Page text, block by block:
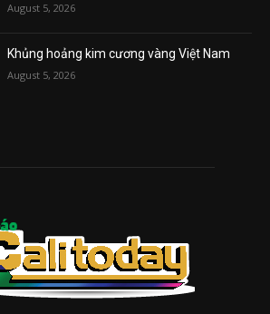
August 5, 2026
Khủng hoảng kim cương vàng Việt Nam
August 5, 2026